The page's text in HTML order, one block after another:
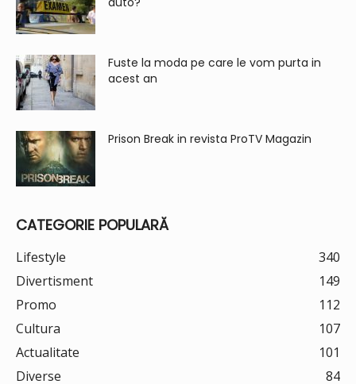
Fuste la moda pe care le vom purta in
acest an
Prison Break in revista ProTV Magazin
CATEGORIE POPULARĂ
Lifestyle
340
Divertisment
149
Promo
112
Cultura
107
Actualitate
101
Diverse
84